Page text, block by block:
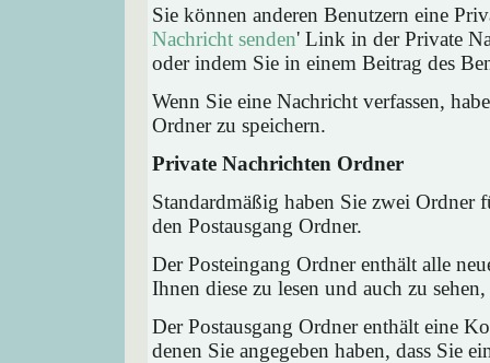
Sie können anderen Benutzern eine
Nachricht senden' Link in der Private
oder indem Sie in einem Beitrag des
Wenn Sie eine Nachricht verfassen,
Ordner zu speichern.
Private Nachrichten Ordner
Standardmäßig haben Sie zwei Ordner
den Postausgang Ordner.
Der Posteingang Ordner enthält alle
Ihnen diese zu lesen und auch zu
Der Postausgang Ordner enthält eine
denen Sie angegeben haben, dass Sie